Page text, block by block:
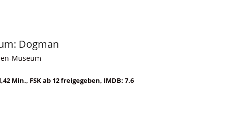
Dogman
Museum
Min., FSK ab 12 freigegeben, IMDB: 7.6